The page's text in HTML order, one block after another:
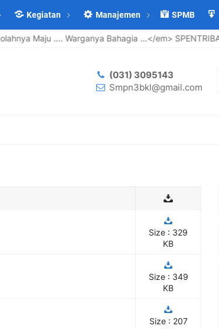
Kegiatan Manajemen SPMB
Maju .... Warganya Bahagia ...</em> SPENTRIBA
(031) 3095143
Smpn3bkl@gmail.com
Size : 329
KB
Size : 349
KB
Size : 207